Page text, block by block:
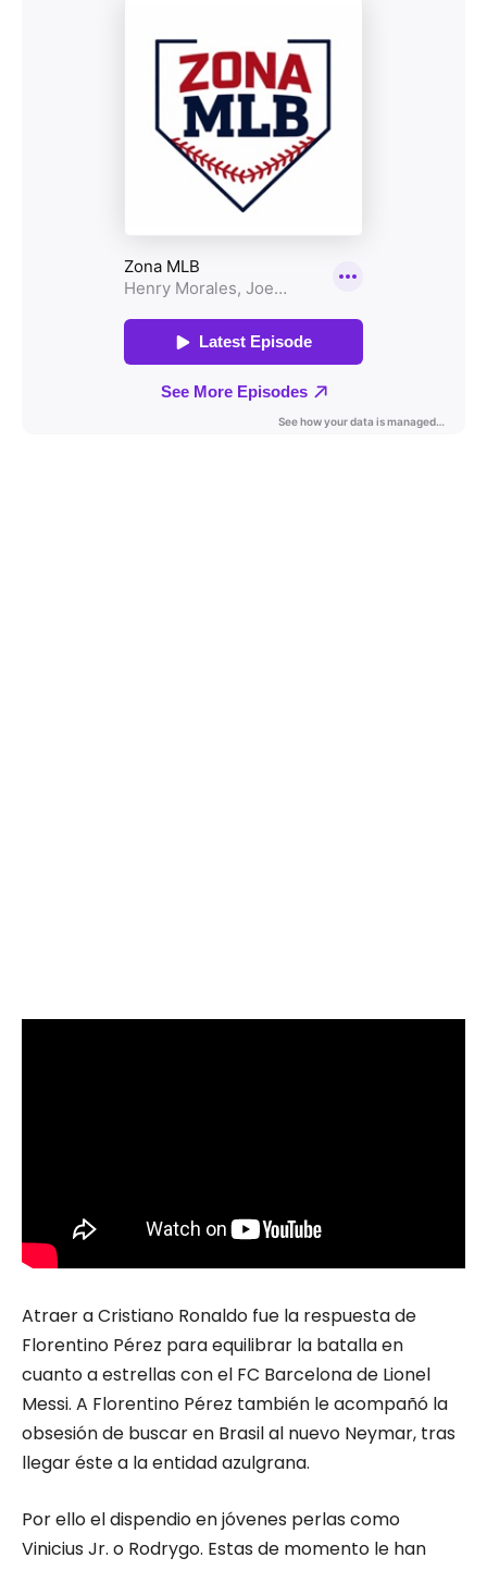
Atraer a Cristiano Ronaldo fue la respuesta de
Florentino Pérez para equilibrar la batalla en
cuanto a estrellas con el FC Barcelona de Lionel
Messi. A Florentino Pérez también le acompañó la
obsesión de buscar en Brasil al nuevo Neymar, tras
llegar éste a la entidad azulgrana.
Por ello el dispendio en jóvenes perlas como
Vinicius Jr. o Rodrygo. Estas de momento le han